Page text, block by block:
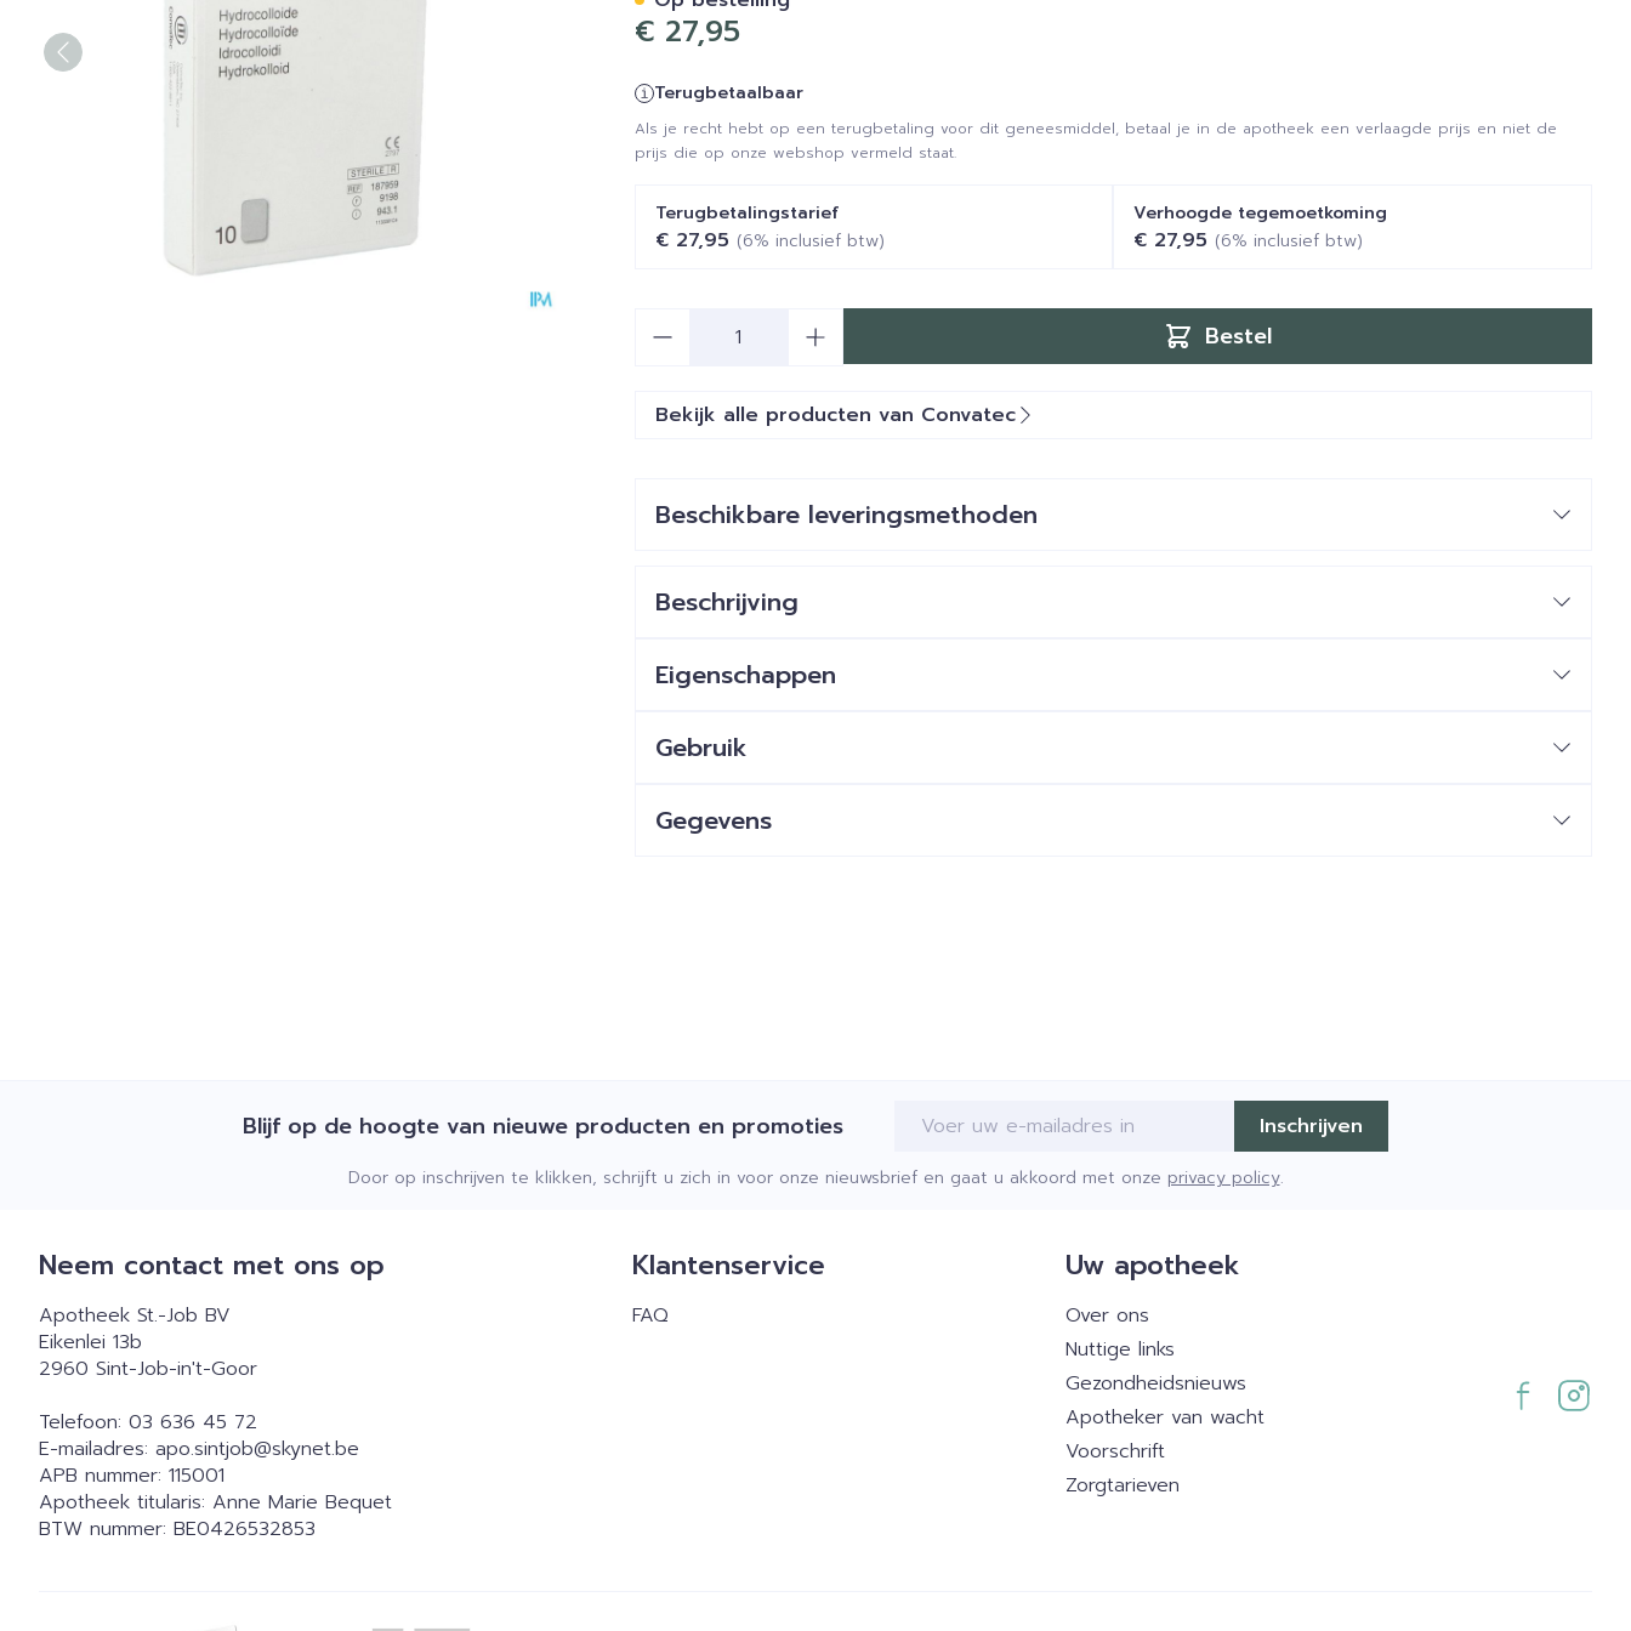
€ 27,95
Terugbetaalbaar
Als je recht hebt op een terugbetaling voor dit geneesmiddel, betaal je in de apotheek een verlaagde prijs en niet de
prijs die op onze webshop vermeld staat.
Terugbetalingstarief
€ 27,95 (6% inclusief btw)
Verhoogde tegemoetkoming
€ 27,95 (6% inclusief btw)
Bestel
Bekijk alle producten van Convatec
Beschikbare leveringsmethoden
Beschrijving
Eigenschappen
Gebruik
Gegevens
Blijf op de hoogte van nieuwe producten en promoties E-mail adres Inschrijven
Door op inschrijven te klikken, schrijft u zich in voor onze nieuwsbrief en gaat u akkoord met onze privacy policy.
Neem contact met ons op
Apotheek St.-Job BV
Eikenlei 13b
2960 Sint-Job-in't-Goor
Telefoon: 03 636 45 72
E-mailadres: apo.sintjob@skynet.be
APB nummer: 115001
Apotheek titularis: Anne Marie Bequet
BTW nummer: BE0426532853
Klantenservice
FAQ
Uw apotheek
Over ons
Nuttige links
Gezondheidsnieuws
Apotheker van wacht
Voorschrift
Zorgtarieven